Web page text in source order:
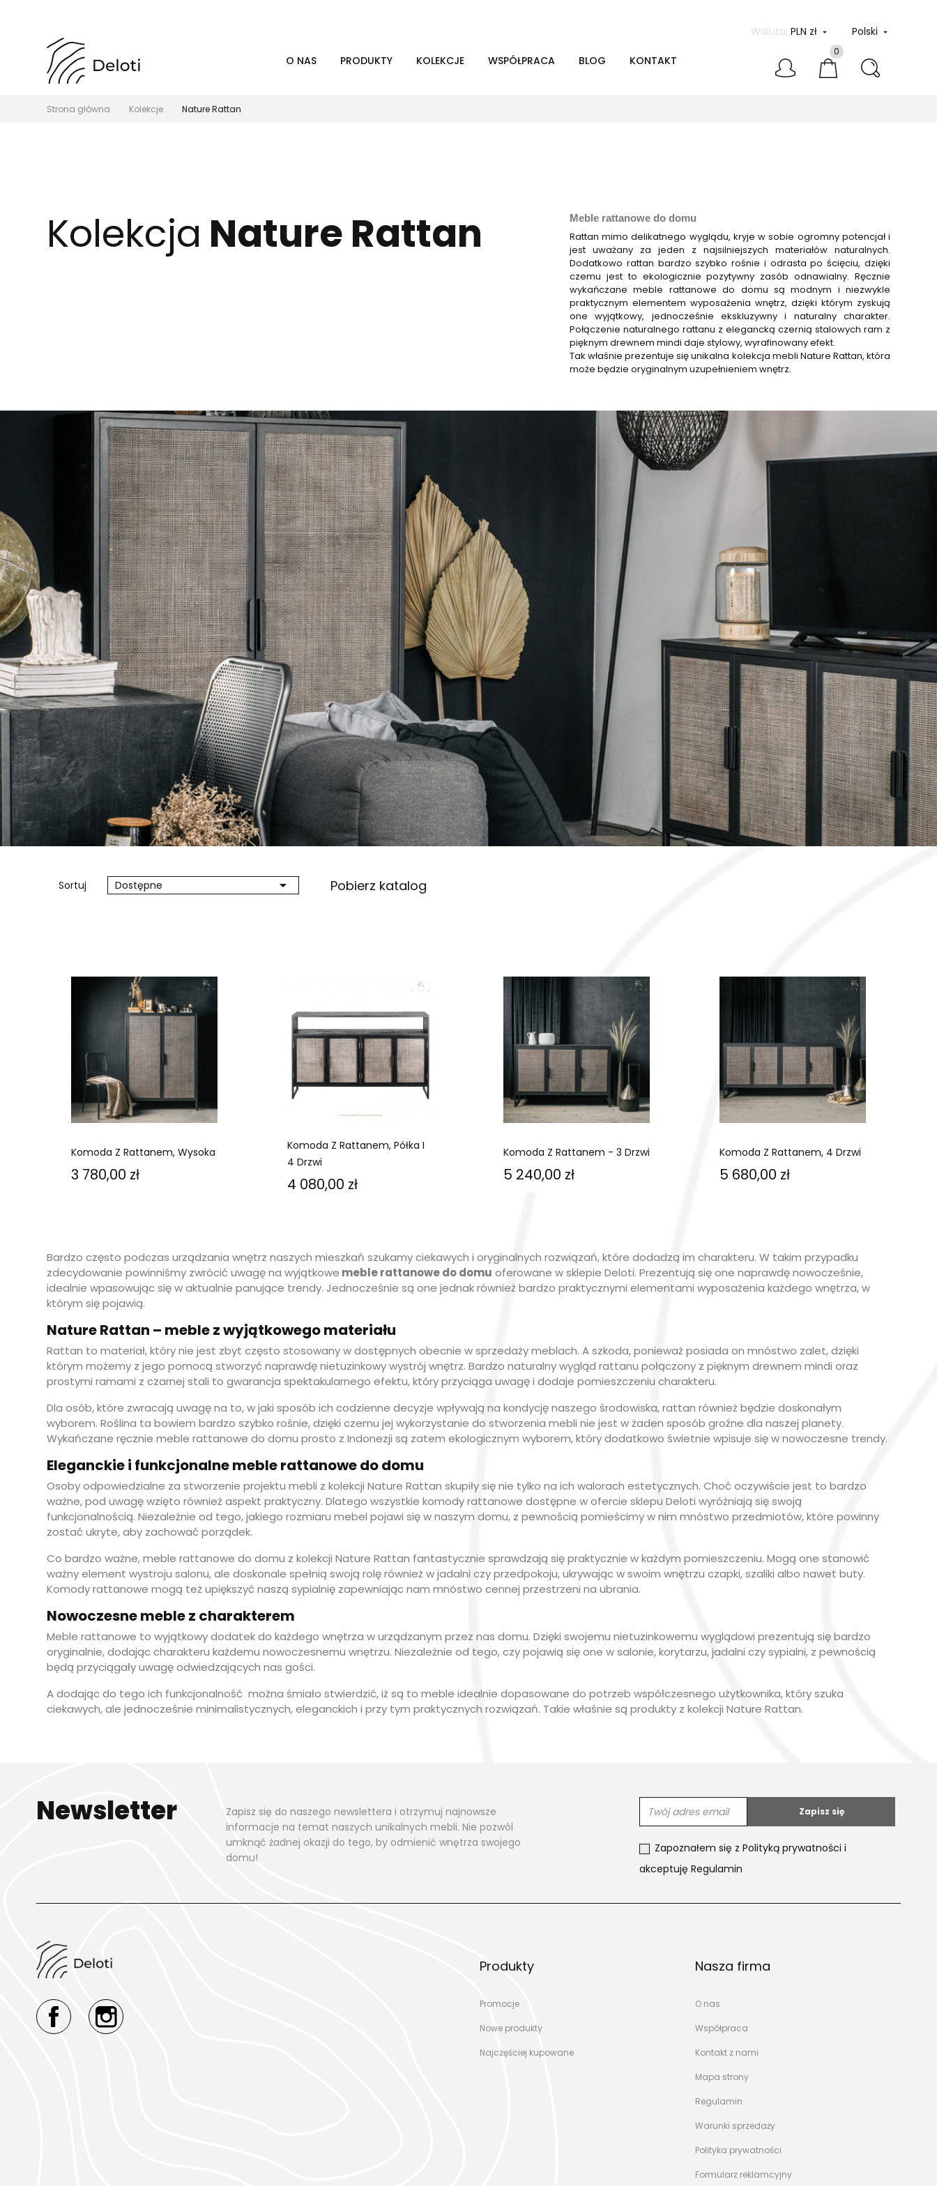
O NAS PRODUKTY KOLEKCJE WSPÓŁPRACA BLOG KONTAKT
Polski 
Waluta: PLN zł 
0
Strona główna Kolekcje Nature Rattan
Kolekcja Nature Rattan Meble rattanowe do domu
Rattan mimo delikatnego wyglądu, kryje w sobie ogromny potencjał i
jest uważany za jeden z najsilniejszych materiałów naturalnych.
Dodatkowo rattan bardzo szybko rośnie i odrasta po ścięciu, dzięki
czemu jest to ekologicznie pozytywny zasób odnawialny. Ręcznie
wykańczane meble rattanowe do domu są modnym i niezwykle
praktycznym elementem wyposażenia wnętrz, dzięki którym zyskują
one wyjątkowy, jednocześnie ekskluzywny i naturalny charakter.
Połączenie naturalnego rattanu z elegancką czernią stalowych ram z
pięknym drewnem mindi daje stylowy, wyrafinowany efekt.
Tak właśnie prezentuje się unikalna kolekcja mebli Nature Rattan, która
może będzie oryginalnym uzupełnieniem wnętrz.
Sortuj Dostępne  Pobierz katalog
Komoda Z Rattanem, Wysoka
Cena
3 780,00 zł
Komoda Z Rattanem, Półka I
4 Drzwi
Cena
4 080,00 zł
Komoda Z Rattanem - 3 Drzwi
Cena
5 240,00 zł
Komoda Z Rattanem, 4 Drzwi
Cena
5 680,00 zł
Bardzo często podczas urządzania wnętrz naszych mieszkań szukamy ciekawych i oryginalnych rozwiązań, które dodadzą im charakteru. W takim przypadku
zdecydowanie powinniśmy zwrócić uwagę na wyjątkowe meble rattanowe do domu oferowane w sklepie Deloti. Prezentują się one naprawdę nowocześnie,
idealnie wpasowując się w aktualnie panujące trendy. Jednocześnie są one jednak również bardzo praktycznymi elementami wyposażenia każdego wnętrza, w
którym się pojawią.
Nature Rattan – meble z wyjątkowego materiału
Rattan to materiał, który nie jest zbyt często stosowany w dostępnych obecnie w sprzedaży meblach. A szkoda, ponieważ posiada on mnóstwo zalet, dzięki
którym możemy z jego pomocą stworzyć naprawdę nietuzinkowy wystrój wnętrz. Bardzo naturalny wygląd rattanu połączony z pięknym drewnem mindi oraz
prostymi ramami z czarnej stali to gwarancja spektakularnego efektu, który przyciąga uwagę i dodaje pomieszczeniu charakteru.
Dla osób, które zwracają uwagę na to, w jaki sposób ich codzienne decyzje wpływają na kondycję naszego środowiska, rattan również będzie doskonałym
wyborem. Roślina ta bowiem bardzo szybko rośnie, dzięki czemu jej wykorzystanie do stworzenia mebli nie jest w żaden sposób groźne dla naszej planety.
Wykańczane ręcznie meble rattanowe do domu prosto z Indonezji są zatem ekologicznym wyborem, który dodatkowo świetnie wpisuje się w nowoczesne trendy.
Eleganckie i funkcjonalne meble rattanowe do domu
Osoby odpowiedzialne za stworzenie projektu mebli z kolekcji Nature Rattan skupiły się nie tylko na ich walorach estetycznych. Choć oczywiście jest to bardzo
ważne, pod uwagę wzięto również aspekt praktyczny. Dlatego wszystkie komody rattanowe dostępne w ofercie sklepu Deloti wyróżniają się swoją
funkcjonalnością. Niezależnie od tego, jakiego rozmiaru mebel pojawi się w naszym domu, z pewnością pomieścimy w nim mnóstwo przedmiotów, które powinny
zostać ukryte, aby zachować porządek.
Co bardzo ważne, meble rattanowe do domu z kolekcji Nature Rattan fantastycznie sprawdzają się praktycznie w każdym pomieszczeniu. Mogą one stanowić
ważny element wystroju salonu, ale doskonale spełnią swoją rolę również w jadalni czy przedpokoju, ukrywając w swoim wnętrzu czapki, szaliki albo nawet buty.
Komody rattanowe mogą też upiększyć naszą sypialnię zapewniając nam mnóstwo cennej przestrzeni na ubrania.
Nowoczesne meble z charakterem
Meble rattanowe to wyjątkowy dodatek do każdego wnętrza w urządzanym przez nas domu. Dzięki swojemu nietuzinkowemu wyglądowi prezentują się bardzo
oryginalnie, dodając charakteru każdemu nowoczesnemu wnętrzu. Niezależnie od tego, czy pojawią się one w salonie, korytarzu, jadalni czy sypialni, z pewnością
będą przyciągały uwagę odwiedzających nas gości.
A dodając do tego ich funkcjonalność można śmiało stwierdzić, iż są to meble idealnie dopasowane do potrzeb współczesnego użytkownika, który szuka
ciekawych, ale jednocześnie minimalistycznych, eleganckich i przy tym praktycznych rozwiązań. Takie właśnie są produkty z kolekcji Nature Rattan.
Newsletter
Zapisz się do naszego newslettera i otrzymuj najnowsze
informacje na temat naszych unikalnych mebli. Nie pozwól
umknąć żadnej okazji do tego, by odmienić wnętrza swojego
domu!
Zapoznałem się z Polityką prywatności i
akceptuję Regulamin
Produkty
Promocje
Nowe produkty
Najczęściej kupowane
Nasza firma
O nas
Współpraca
Kontakt z nami
Mapa strony
Regulamin
Warunki sprzedaży
Polityka prywatności
Formularz reklamcyjny